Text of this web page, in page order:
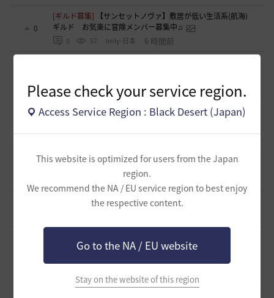
Please check your service region.
Access Service Region : Black Desert (Japan)
This website is optimized for users from the Japan
region.
We recommend the NA / EU service region to best enjoy
the respective content.
Go to the NA / EU website
Stay on the website of this region
0
[ギルド募集]
【サンセットノヴァ】敷居が低い生活系(航海)
ギルド お気楽に冒険メンバー募集中♫
0 57 Iroly-日本 6 時間前
0 93 浅井ジークフリード配信者 10 時間前
[ギルド募集]スキル共有・基本無言ギルド【無為無想】メン
0 106 とりぐな 11 時間前
[意見掲示板] フィードバック構造そのものへの懸念（サイレ
ント離脱と可視化の限界について）
浅井ジークフリード配信者
[ギルド募集]【TrueWinter】ギルドメンバー募集
由！基本ソロだけどたまにおしゃべりを楽しんだり(*'ω'*)
oすずo 17 時間前